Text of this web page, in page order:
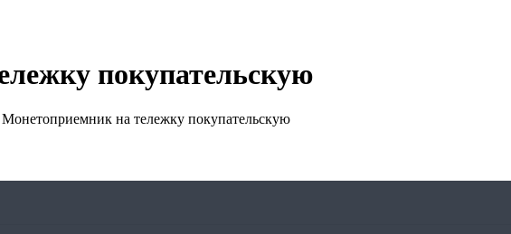
покупательскую
Монетоприемник на тележку покупательскую